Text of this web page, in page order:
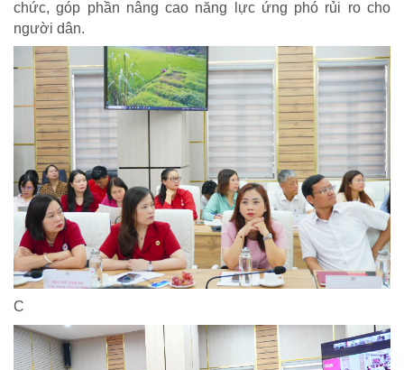
chức, góp phần nâng cao năng lực ứng phó rủi ro cho
người dân.
C